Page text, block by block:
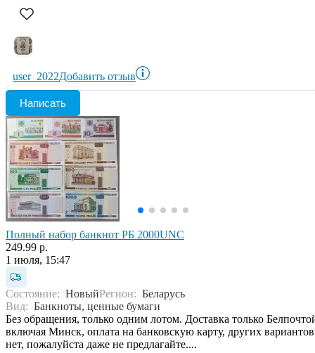
user_2022Добавить отзыв
Написать
Полный набор банкнот РБ 2000UNC
249.99 р.
1 июля, 15:47
Состояние: НовыйРегион: Беларусь
Вид: Банкноты, ценные бумаги
Без обращения, только одним лотом. Доставка только
включая Минск, оплата на банковскую карту, других вариантов
нет, пожалуйста даже не предлагайте....